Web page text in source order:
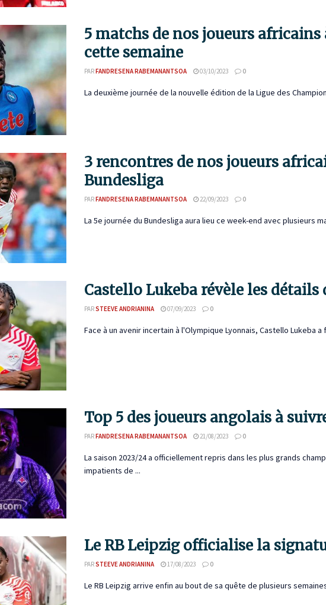
5 matchs de nos joueurs
cette semaine
PARFANDRESENA RABEMANANTSOA 03/10/2023 0
La deuxième journée de la nouvelle édition de la Ligue des
3 rencontres de nos joueurs
Bundesliga
PARFANDRESENA RABEMANANTSOA 22/09/2023 0
La 5e journée du Bundesliga aura lieu ce week-end avec plusieurs
Castello Lukeba révèle les détails
PARSTEEVE ANDRIANINA 07/09/2023 0
Face à un avenir incertain à l'Olympique Lyonnais, Castello Lukeba
Top 5 des joueurs angolais à
PARFANDRESENA RABEMANANTSOA 21/08/2023 0
La saison 2023/24 a officiellement repris dans les plus grands
impatients de ...
Le RB Leipzig officialise la
PARSTEEVE ANDRIANINA 17/08/2023 0
Le RB Leipzig arrive enfin au bout de sa quête de plusieurs